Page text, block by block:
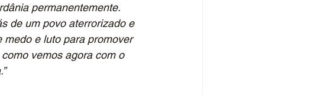
permanentemente.
de um povo aterrorizado e
medo e luto para promover
vemos agora com o